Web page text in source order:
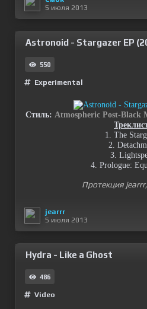
5 июля 2013
Astronoid - Stargazer EP
550
Experimental
Стиль: Atmospheric Post-Black
1. The
2.
3.
4. Prologue:
Протекция
jearrr
5 июля 2013
Hydra - Like a Ghost
486
Video